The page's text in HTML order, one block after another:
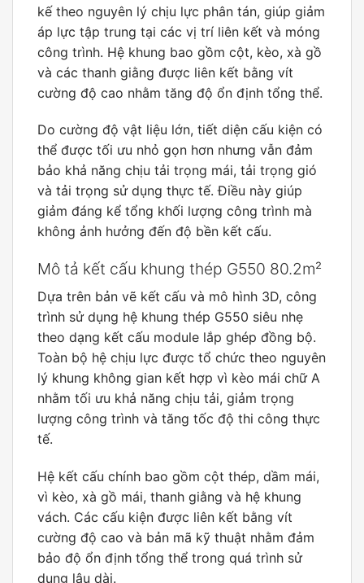
kế theo nguyên lý chịu lực phân tán, giúp giảm
áp lực tập trung tại các vị trí liên kết và móng
công trình. Hệ khung bao gồm cột, kèo, xà gồ
và các thanh giằng được liên kết bằng vít
cường độ cao nhằm tăng độ ổn định tổng thể.
Do cường độ vật liệu lớn, tiết diện cấu kiện có
thể được tối ưu nhỏ gọn hơn nhưng vẫn đảm
bảo khả năng chịu tải trọng mái, tải trọng gió
và tải trọng sử dụng thực tế. Điều này giúp
giảm đáng kể tổng khối lượng công trình mà
không ảnh hưởng đến độ bền kết cấu.
Mô tả kết cấu khung thép G550 80.2m²
Dựa trên bản vẽ kết cấu và mô hình 3D, công
trình sử dụng hệ khung thép G550 siêu nhẹ
theo dạng kết cấu module lắp ghép đồng bộ.
Toàn bộ hệ chịu lực được tổ chức theo nguyên
lý khung không gian kết hợp vì kèo mái chữ A
nhằm tối ưu khả năng chịu tải, giảm trọng
lượng công trình và tăng tốc độ thi công thực
tế.
Hệ kết cấu chính bao gồm cột thép, dầm mái,
vì kèo, xà gồ mái, thanh giằng và hệ khung
vách. Các cấu kiện được liên kết bằng vít
cường độ cao và bản mã kỹ thuật nhằm đảm
bảo độ ổn định tổng thể trong quá trình sử
dụng lâu dài.